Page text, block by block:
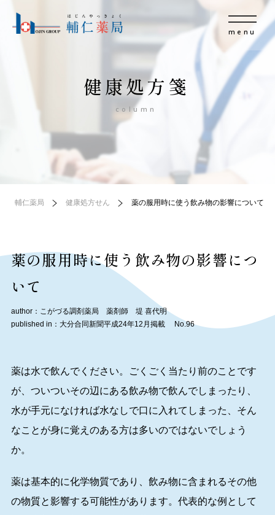
menu
健康処方箋
column
輔仁薬局 健康処方せん 薬の服用時に使う飲み物の影響について
薬の服用時に使う飲み物の影響につ
いて
author：こがづる調剤薬局 薬剤師 堤 喜代明
published in：大分合同新聞平成24年12月掲載 No.96
薬は水で飲んでください。ごくごく当たり前のことです
が、ついついその辺にある飲み物で飲んでしまったり、
水が手元になければ水なしで口に入れてしまった、そん
なことが身に覚えのある方は多いのではないでしょう
か。
薬は基本的に化学物質であり、飲み物に含まれるその他
の物質と影響する可能性があります。代表的な例として